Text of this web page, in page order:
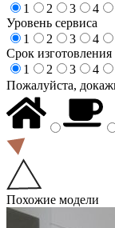
1
2 3 4
Уровень сервиса
1
2 3 4
Срок изготовления
1
2 3 4
Пожалуйста,
Похожие модели